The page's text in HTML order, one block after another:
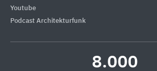
Youtube
Podcast Architekturfunk
8.000